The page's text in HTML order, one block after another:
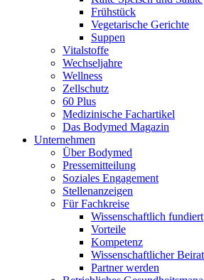
Frühstück
Vegetarische Gerichte
Suppen
Vitalstoffe
Wechseljahre
Wellness
Zellschutz
60 Plus
Medizinische Fachartikel
Das Bodymed Magazin
Unternehmen
Über Bodymed
Pressemitteilung
Soziales Engagement
Stellenanzeigen
Für Fachkreise
Wissenschaftlich fundiert
Vorteile
Kompetenz
Wissenschaftlicher Beirat
Partner werden